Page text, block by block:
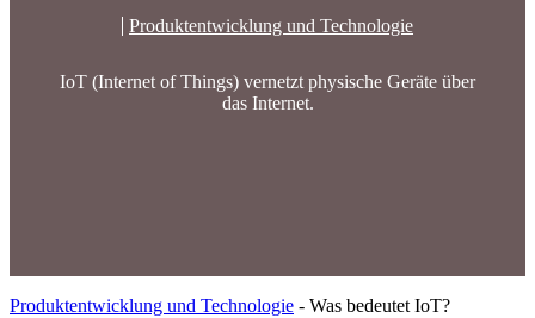
Produktentwicklung und Technologie
IoT (Internet of Things) vernetzt physische Geräte über
das Internet.
Produktentwicklung und Technologie - Was bedeutet IoT?